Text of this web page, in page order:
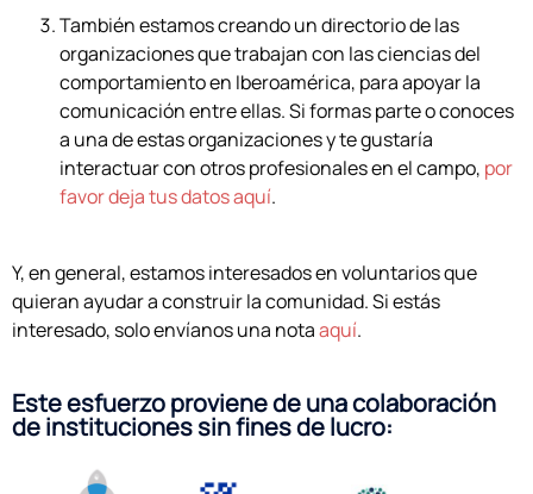
También estamos creando un directorio de las
organizaciones que trabajan con las ciencias del
comportamiento en Iberoamérica, para apoyar la
comunicación entre ellas. Si formas parte o conoces
a una de estas organizaciones y te gustaría
interactuar con otros profesionales en el campo, por
favor deja tus datos aquí.
Y, en general, estamos interesados en voluntarios que
quieran ayudar a construir la comunidad. Si estás
interesado, solo envíanos una notaaquí.
Este esfuerzo proviene de una colaboración
de instituciones sin fines de lucro: